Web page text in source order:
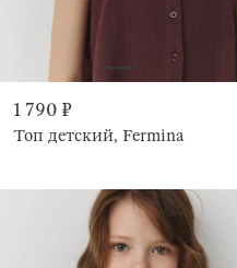
1 790 ₽
Топ детский, Fermina